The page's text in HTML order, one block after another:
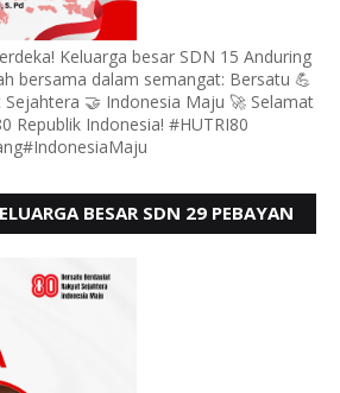
Keluarga besar SDN 15 Anduring
bersama dalam semangat: Bersatu 💪
🤝 Indonesia Maju 🚀 Selamat
Republik Indonesia! #HUTRI80
BESAR SDN 29 PEBAYAN